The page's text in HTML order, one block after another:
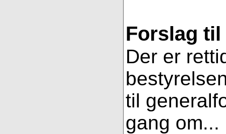
Forslag
Der er
til
gang om...